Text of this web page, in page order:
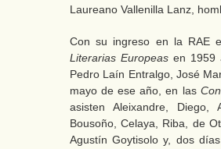
Laureano Vallenilla Lanz,
Con su ingreso en la RAE
Literarias Europeasen 1959
Pedro Laín Entralgo, José
mayo de ese año, en las
asisten Aleixandre, Diego,
Bousoño, Celaya, Riba, de
Agustín Goytisolo y, dos